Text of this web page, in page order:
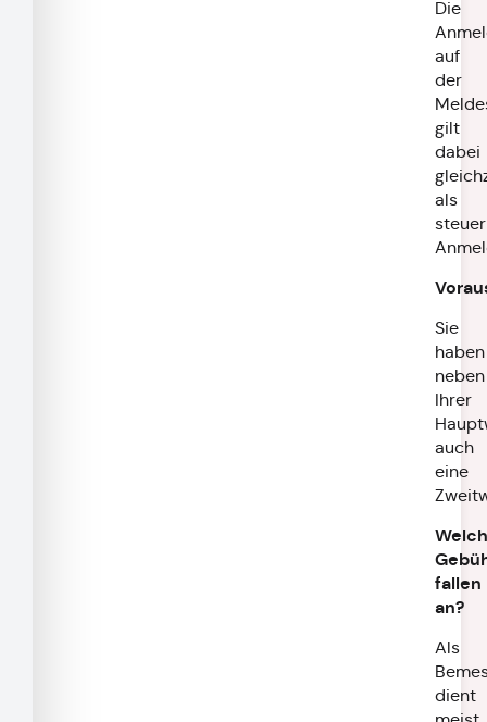
Die
auf
der
gilt
dabei
als
Sie
haben
neben
Ihrer
auch
eine
fallen
an?
Als
dient